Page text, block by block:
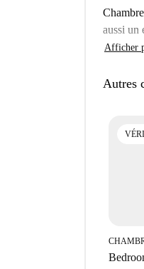
y a
aussi un
Afficher
Autres